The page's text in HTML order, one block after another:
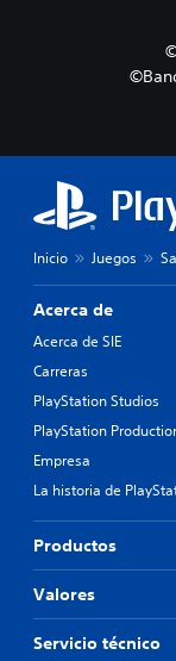
Inicio Juegos
Acerca de
Acerca de SIE
Carreras
PlayStation Studios
PlayStation
Empresa
La historia de
Productos
Valores
Servicio técnico